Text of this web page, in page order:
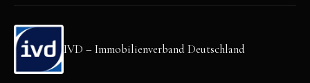
IVD – Immobilienverband Deutschland